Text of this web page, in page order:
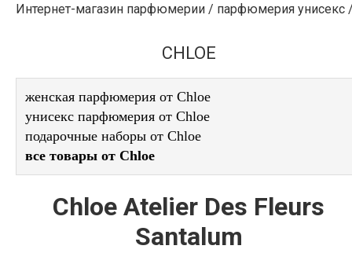
ДЕКОРАТИВНАЯ КОСМЕТИКА
Интернет-магазин парфюмерии / парфюмерия унисекс
CHLOE
женская парфюмерия от Chloe
унисекс парфюмерия от Chloe
подарочные наборы от Chloe
все товары от Chloe
Chloe Atelier Des Fleurs
Santalum